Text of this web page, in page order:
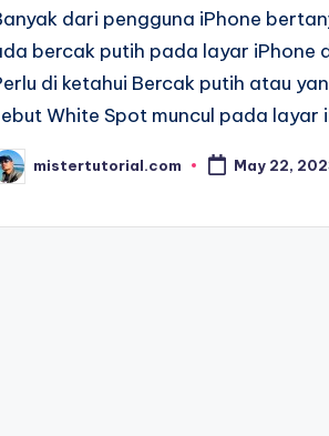
dari pengguna iPhone
bercak putih pada layar iPhone
di ketahui Bercak putih atau
White Spot muncul pada layar
mistertutorial.com May 22,